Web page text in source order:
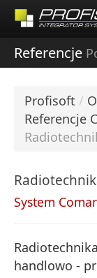
Start
Oferta
Pomoc Zdalna
Startup Inkubator
Kariera
Referencje
Profisoft /
Referencje
System
handlowo -